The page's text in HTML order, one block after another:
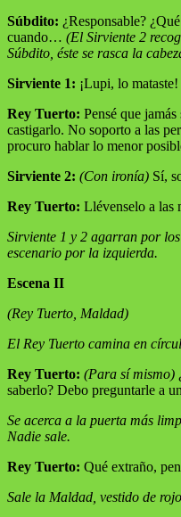
Súbdito: ¿Responsable?
cuando… (El Sirviente 2
Súbdito, éste se rasca la
Sirviente 1: ¡Lupi, lo mataste!
Rey Tuerto: Pensé que
castigarlo. No soporto a las
procuro hablar lo menor
Sirviente 2: (Con ironía) Sí,
Rey Tuerto: Llévenselo a las
Sirviente 1 y 2 agarran por
escenario por la izquierda.
Escena II
(Rey Tuerto, Maldad)
El Rey Tuerto camina en
Rey Tuerto: (Para sí mismo)
saberlo? Debo preguntarle a
Se acerca a la puerta más
Nadie sale.
Rey Tuerto: Qué extraño,
Sale la Maldad, vestido de